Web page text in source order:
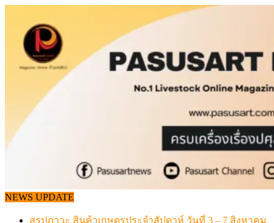
content
NEWS UPDATE
สรุปภาวะ สินค้าเกษตรประจำสัปดาห์ วันที่ 3 – 7 สิงหาคม